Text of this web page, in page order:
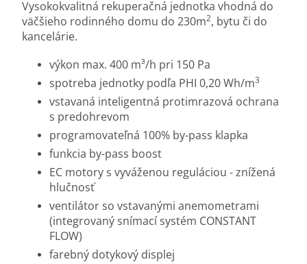
Vysokokvalitná rekuperačná jednotka vhodná do
väčšieho rodinného domu do 230m2, bytu či do
kancelárie.
výkon max. 400 m³/h pri 150 Pa
spotreba jednotky podľa PHI 0,20 Wh/m3
vstavaná inteligentná protimrazová ochrana
s predohrevom
programovateľná 100% by-pass klapka
funkcia by-pass boost
EC motory s vyváženou reguláciou - znížená
hlučnosť
ventilátor so vstavanými anemometrami
(integrovaný snímací systém CONSTANT
FLOW)
farebný dotykový displej